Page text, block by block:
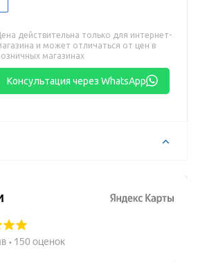
Цена действительна только для интернет-
и может отличаться от цен в
магазинах
Консультация через WhatsApp